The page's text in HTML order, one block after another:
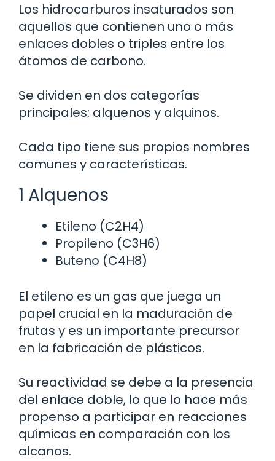
Los hidrocarburos insaturados son
aquellos que contienen uno o más
enlaces dobles o triples entre los
átomos de carbono.
Se dividen en dos categorías
principales: alquenos y alquinos.
Cada tipo tiene sus propios nombres
comunes y características.
1 Alquenos
Etileno (C2H4)
Propileno (C3H6)
Buteno (C4H8)
El etileno es un gas que juega un
papel crucial en la maduración de
frutas y es un importante precursor
en la fabricación de plásticos.
Su reactividad se debe a la presencia
del enlace doble, lo que lo hace más
propenso a participar en reacciones
químicas en comparación con los
alcanos.